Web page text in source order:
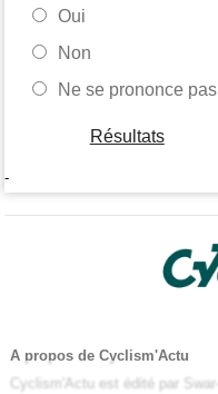
Oui
Non
Ne se prononce pas
Résultats
-
A propos de Cyclism'Actu
Cyclism'Actu est édité par Swar-